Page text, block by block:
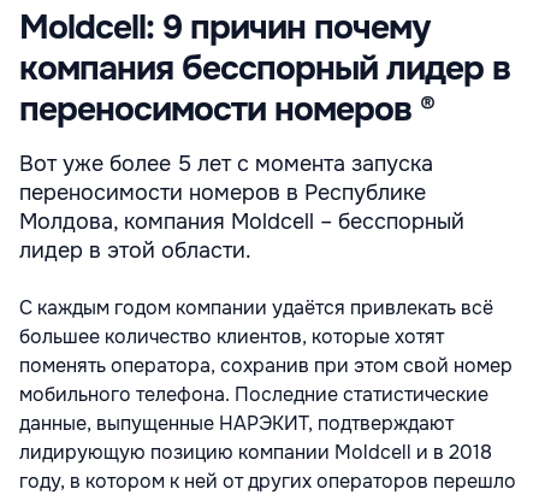
Moldcell: 9 причин почему
компания бесспорный лидер в
переносимости номеров ®
Вот уже более 5 лет с момента запуска
переносимости номеров в Республике
Молдова, компания Moldcell – бесспорный
лидер в этой области.
С каждым годом компании удаётся привлекать всё
большее количество клиентов, которые хотят
поменять оператора, сохранив при этом свой номер
мобильного телефона. Последние статистические
данные, выпущенные НАРЭКИТ, подтверждают
лидирующую позицию компании Moldcell и в 2018
году, в котором к ней от других операторов перешло